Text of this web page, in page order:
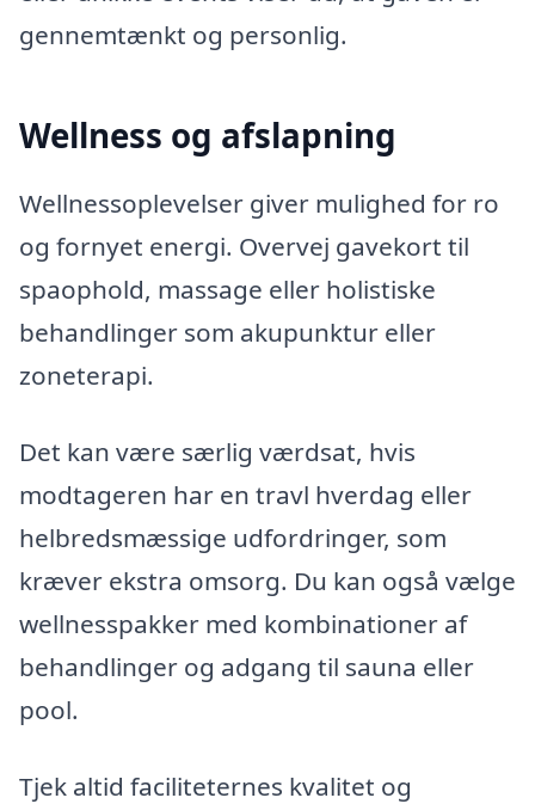
gennemtænkt og personlig.
Wellness og afslapning
Wellnessoplevelser giver mulighed for ro
og fornyet energi. Overvej gavekort til
spaophold, massage eller holistiske
behandlinger som akupunktur eller
zoneterapi.
Det kan være særlig værdsat, hvis
modtageren har en travl hverdag eller
helbredsmæssige udfordringer, som
kræver ekstra omsorg. Du kan også vælge
wellnesspakker med kombinationer af
behandlinger og adgang til sauna eller
pool.
Tjek altid faciliteternes kvalitet og